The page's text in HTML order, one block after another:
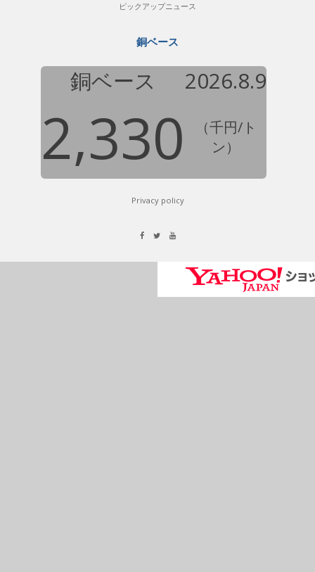
ピックアップニュース
銅ベース
銅ベース 2026.8.9
2,330
（千円/ト
ン）
Privacy policy